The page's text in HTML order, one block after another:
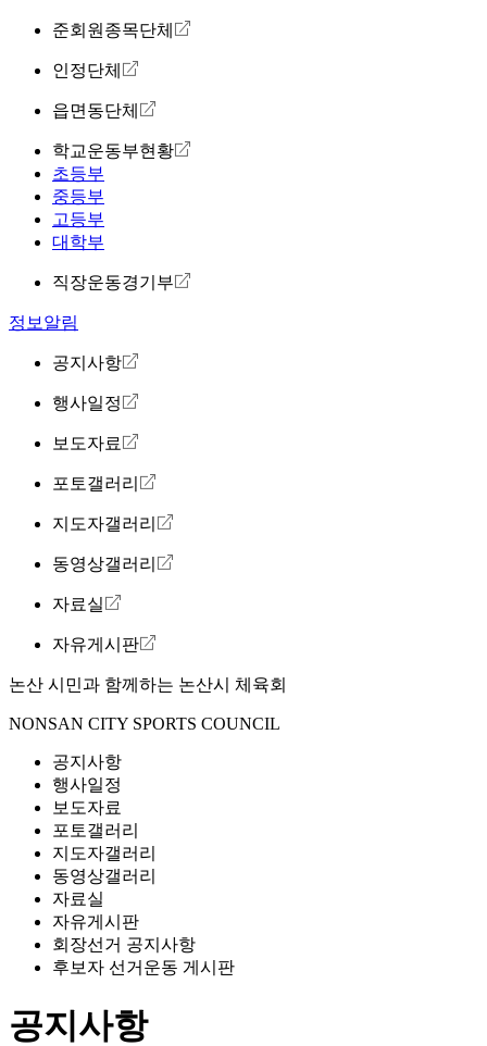
준회원종목단체
인정단체
읍면동단체
학교운동부현황
초등부
중등부
고등부
대학부
직장운동경기부
정보알림
공지사항
행사일정
보도자료
포토갤러리
지도자갤러리
동영상갤러리
자료실
자유게시판
논산 시민과 함께하는 논산시 체육회
NONSAN CITY SPORTS COUNCIL
공지사항
행사일정
보도자료
포토갤러리
지도자갤러리
동영상갤러리
자료실
자유게시판
회장선거 공지사항
후보자 선거운동 게시판
공지사항